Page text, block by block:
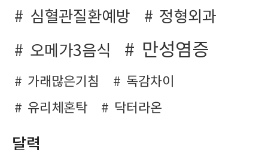
심혈관질환예방
정형외과
오메가3음식
만성염증
가래많은기침
독감차이
유리체혼탁
닥터라온
달력